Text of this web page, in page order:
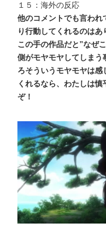
１５：海外の反応
他のコメントでも言われ
り行動してくれるのはあ
この手の作品だと”なぜ
側がモヤモヤしてしまう
ろそういうモヤモヤは感
くれるなら、わたしは慎
ぞ！